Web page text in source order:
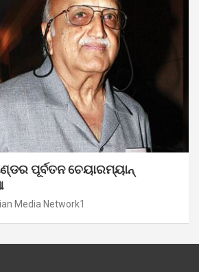
ପୂର୍ବତନ ଚେୟାରମ୍ୟାନ୍
Media Network1